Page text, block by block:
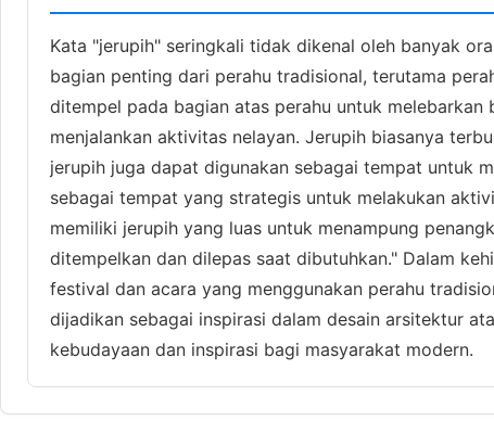
Kata "jerupih" seringkali tidak dikenal oleh banyak
bagian penting dari perahu tradisional, terutama
ditempel pada bagian atas perahu untuk
menjalankan aktivitas nelayan. Jerupih biasanya
jerupih juga dapat digunakan sebagai tempat untuk
sebagai tempat yang strategis untuk melakukan
memiliki jerupih yang luas untuk menampung
ditempelkan dan dilepas saat dibutuhkan." Dalam
festival dan acara yang menggunakan perahu
dijadikan sebagai inspirasi dalam desain arsitektur
kebudayaan dan inspirasi bagi masyarakat modern.